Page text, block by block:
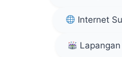
Internet